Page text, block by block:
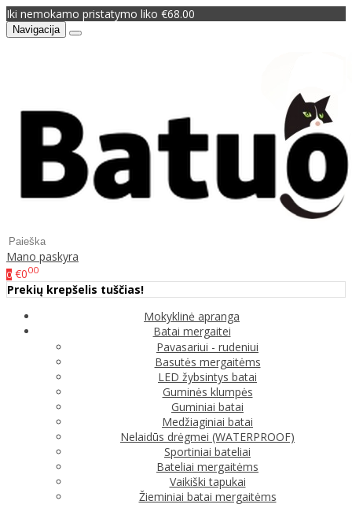
Iki nemokamo pristatymo liko €68.00
Navigacija
Mano paskyra
0 €000
Prekių krepšelis tuščias!
Mokyklinė apranga
Batai mergaitei
Pavasariui - rudeniui
Basutės mergaitėms
LED žybsintys batai
Guminės klumpės
Guminiai batai
Medžiaginiai batai
Nelaidūs drėgmei (WATERPROOF)
Sportiniai bateliai
Bateliai mergaitėms
Vaikiški tapukai
Žieminiai batai mergaitėms